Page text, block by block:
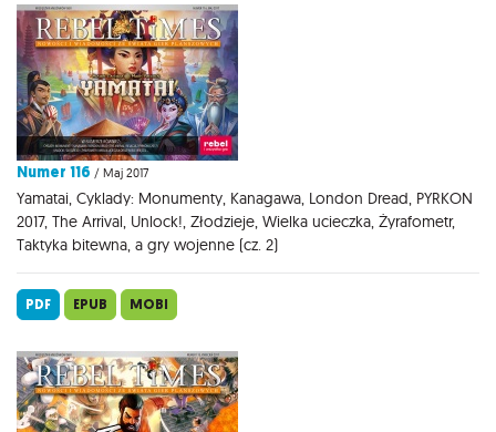
Numer 116 / Maj 2017
Yamatai, Cyklady: Monumenty, Kanagawa, London Dread, PYRKON
2017, The Arrival, Unlock!, Złodzieje, Wielka ucieczka, Żyrafometr,
Taktyka bitewna, a gry wojenne (cz. 2)
PDF EPUB MOBI